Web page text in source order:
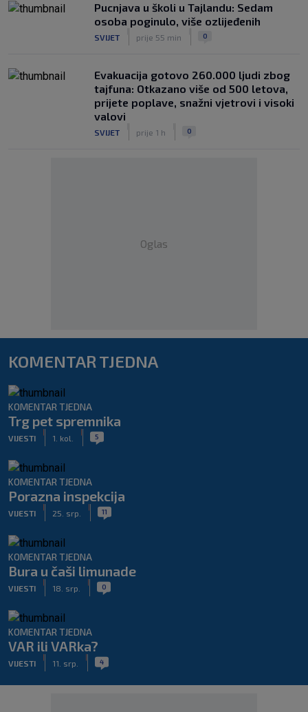
Pucnjava u školi u Tajlandu: Sedam
osoba poginulo, više ozlijeđenih
SVIJET prije 55 min 0
Evakuacija gotovo 260.000 ljudi zbog
tajfuna: Otkazano više od 500 letova,
prijete poplave, snažni vjetrovi i visoki
valovi
SVIJET prije 1 h 0
Oglas
KOMENTAR TJEDNA
KOMENTAR TJEDNA
Trg pet spremnika
VIJESTI 1. kol. 5
KOMENTAR TJEDNA
Porazna inspekcija
VIJESTI 25. srp. 11
KOMENTAR TJEDNA
Bura u čaši limunade
VIJESTI 18. srp. 0
KOMENTAR TJEDNA
VAR ili VARka?
VIJESTI 11. srp. 4